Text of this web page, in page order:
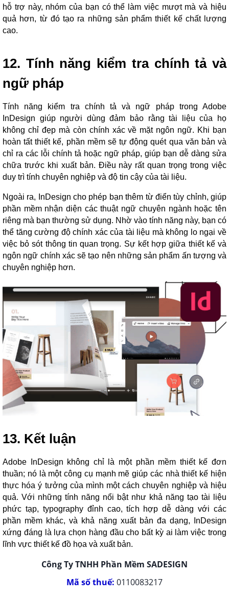
hỗ trợ này, nhóm của bạn có thể làm việc mượt mà và hiệu
quả hơn, từ đó tạo ra những sản phẩm thiết kế chất lượng
cao.
12. Tính năng kiểm tra chính tả và
ngữ pháp
Tính năng kiểm tra chính tả và ngữ pháp trong Adobe
InDesign giúp người dùng đảm bảo rằng tài liệu của họ
không chỉ đẹp mà còn chính xác về mặt ngôn ngữ. Khi bạn
hoàn tất thiết kế, phần mềm sẽ tự động quét qua văn bản và
chỉ ra các lỗi chính tả hoặc ngữ pháp, giúp bạn dễ dàng sửa
chữa trước khi xuất bản. Điều này rất quan trọng trong việc
duy trì tính chuyên nghiệp và độ tin cậy của tài liệu.
Ngoài ra, InDesign cho phép bạn thêm từ điển tùy chỉnh, giúp
phần mềm nhận diện các thuật ngữ chuyên ngành hoặc tên
riêng mà bạn thường sử dụng. Nhờ vào tính năng này, bạn có
thể tăng cường độ chính xác của tài liệu mà không lo ngại về
việc bỏ sót thông tin quan trọng. Sự kết hợp giữa thiết kế và
ngôn ngữ chính xác sẽ tạo nên những sản phẩm ấn tượng và
chuyên nghiệp hơn.
13. Kết luận
Adobe InDesign không chỉ là một phần mềm thiết kế đơn
thuần; nó là một công cụ mạnh mẽ giúp các nhà thiết kế hiện
thực hóa ý tưởng của mình một cách chuyên nghiệp và hiệu
quả. Với những tính năng nổi bật như khả năng tạo tài liệu
phức tạp, typography đỉnh cao, tích hợp dễ dàng với các
phần mềm khác, và khả năng xuất bản đa dạng, InDesign
xứng đáng là lựa chọn hàng đầu cho bất kỳ ai làm việc trong
lĩnh vực thiết kế đồ họa và xuất bản.
Công Ty TNHH Phần Mềm SADESIGN
Mã số thuế: 0110083217